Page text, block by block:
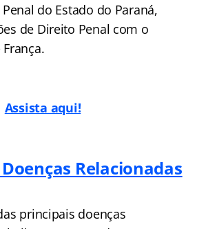
do Estado do Paraná,
de Direito Penal com o
Assista aqui!
Relacionadas
principais doenças